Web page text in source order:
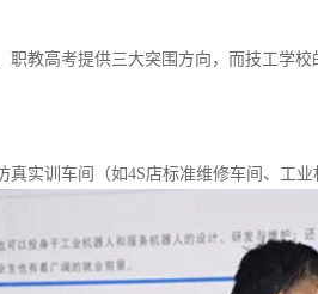
教高考提供三大突围方向，而技工学
实训车间（如4S店标准维修车间、工